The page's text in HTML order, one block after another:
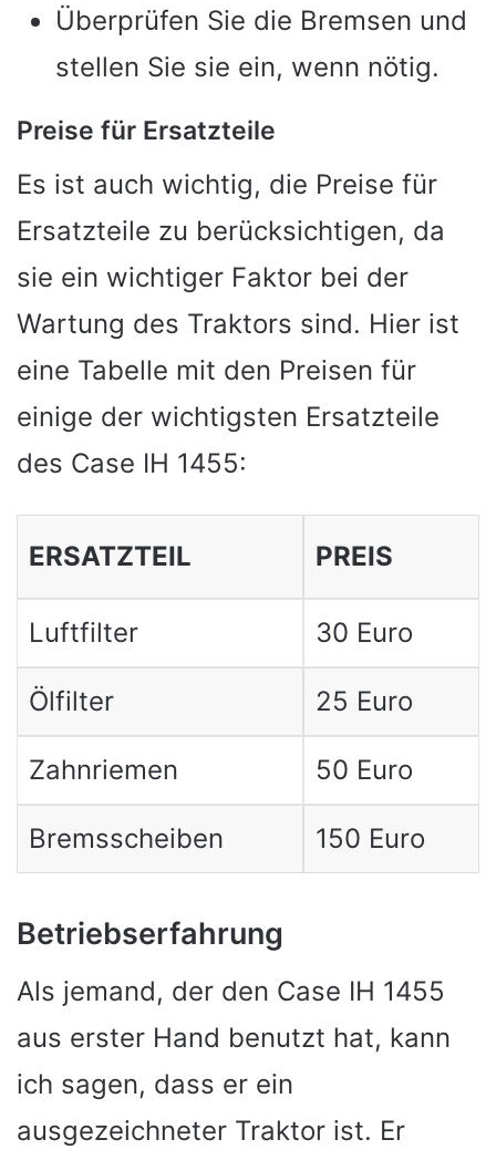
Überprüfen Sie die Bremsen und
stellen Sie sie ein, wenn nötig.
Preise für Ersatzteile
Es ist auch wichtig, die Preise für
Ersatzteile zu berücksichtigen, da
sie ein wichtiger Faktor bei der
Wartung des Traktors sind. Hier ist
eine Tabelle mit den Preisen für
einige der wichtigsten Ersatzteile
des Case IH 1455:
ERSATZTEIL PREIS
Luftfilter 30 Euro
Ölfilter 25 Euro
Zahnriemen 50 Euro
Bremsscheiben 150 Euro
Betriebserfahrung
Als jemand, der den Case IH 1455
aus erster Hand benutzt hat, kann
ich sagen, dass er ein
ausgezeichneter Traktor ist. Er